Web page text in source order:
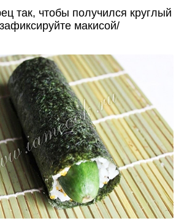
так, чтобы получился круглый
макисой/